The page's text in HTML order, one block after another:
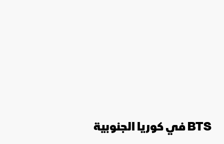
BTS في كوريا الجنوبية